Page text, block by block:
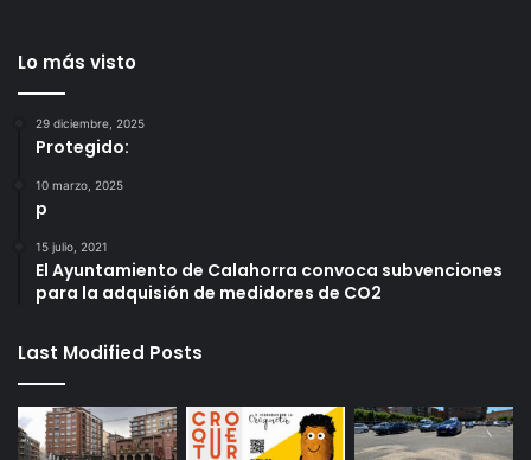
Lo más visto
29 diciembre, 2025
Protegido:
10 marzo, 2025
p
15 julio, 2021
El Ayuntamiento de Calahorra convoca subvenciones
para la adquisión de medidores de CO2
Last Modified Posts